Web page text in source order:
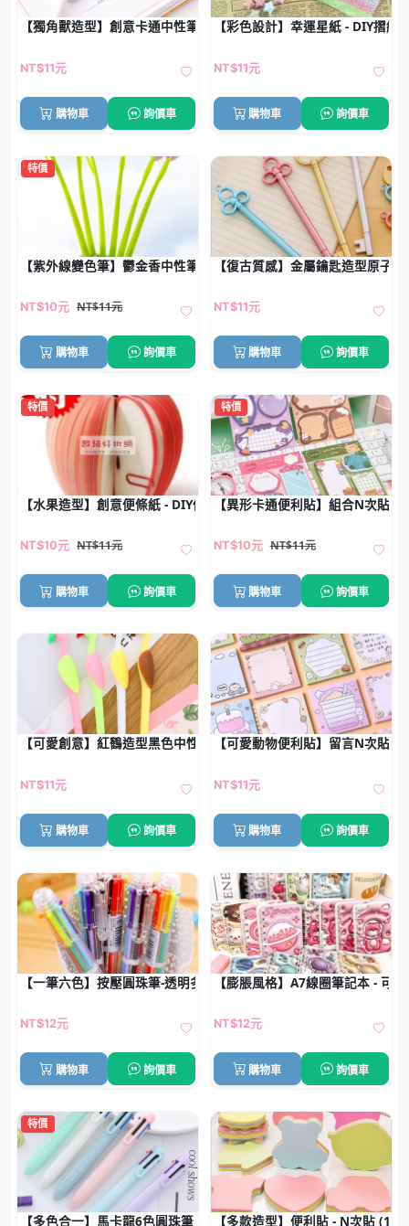
【獨角獸造型】創意卡通中性筆 - 0.5mm黑色造型原子筆
NT$11元
購物車 詢價車
【彩色設計】幸運星紙 - DIY摺紙
NT$11元
購物車 詢價車
特價
【紫外線變色筆】鬱金香中性筆-小清新矽膠原子筆
NT$10元 NT$11元
購物車 詢價車
【復古質感】金屬鑰匙造型原子
NT$11元
購物車 詢價車
特價
【水果造型】創意便條紙 - DIY便利貼組合
NT$10元 NT$11元
購物車 詢價車
特價
【異形卡通便利貼】組合N次貼-
NT$10元 NT$11元
購物車 詢價車
【可愛創意】紅鶴造型黑色中性筆 - 卡通水筆辦公室文具
NT$11元
購物車 詢價車
【可愛動物便利貼】留言N次貼-
NT$11元
購物車 詢價車
【一筆六色】按壓圓珠筆-透明多色原子筆
NT$12元
購物車 詢價車
【膨脹風格】A7線圈筆記本 - 可
NT$12元
購物車 詢價車
特價
【多色合一】馬卡龍6色圓珠筆 - 純色按壓創意原子筆
【多款造型】便利貼 - N次貼 (100